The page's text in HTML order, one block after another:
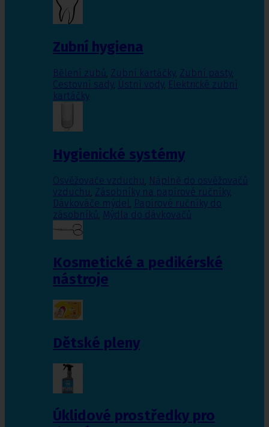
Zubní hygiena
Bělení zubů, Zubní kartáčky, Zubní pasty,
Cestovní sady, Ústní vody, Elektrické zubní
kartáčky
Hygienické systémy
Osvěžovače vzduchu, Náplně do osvěžovačů
vzduchu, Zásobníky na papírové ručníky,
Dávkováče mýdel, Papírové ručníky do
zásobníků, Mýdla do dávkovačů
Kosmetické a pedikérské
nástroje
Dětské pleny
Úklidové prostředky pro